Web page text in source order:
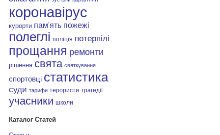
коронавірус
курорти пам'ять пожежі
полеглі поліція потерпілі
прощання ремонти
рішення свята святкування
спортовці статистика
суди тарифи терористи трагедії
учасники школи
Каталог Статей